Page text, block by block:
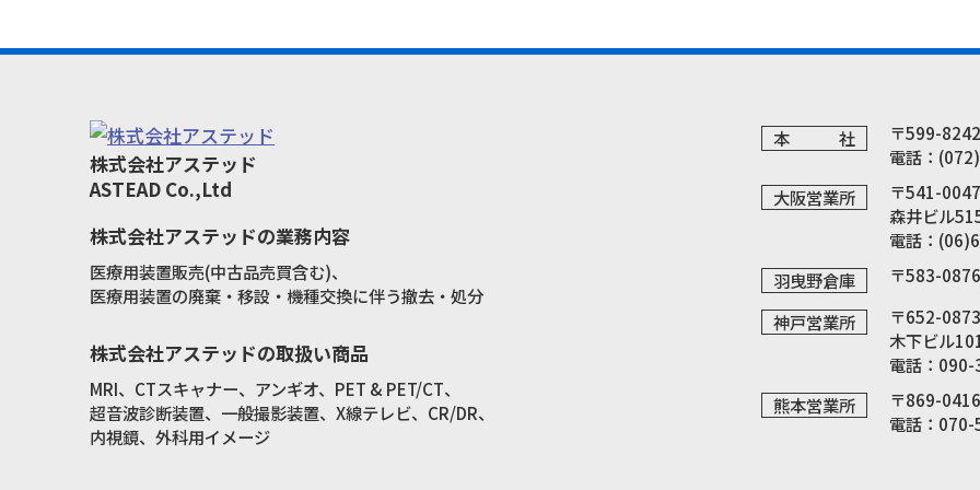
株式会社アステッド
ASTEAD Co.,Ltd
株式会社アステッドの業務内容
医療用装置販売(中古品売買含む)、
医療用装置の廃棄・移設・機種交換に伴う撤去・処分
株式会社アステッドの取扱い商品
MRI、CTスキャナー、アンギオ、PET & PET/CT、
超音波診断装置、一般撮影装置、X線テレビ、CR/DR、
内視鏡、外科用イメージ
本 社
〒599-
電話：
大阪営業所
〒541-
森井ビル
電話：
羽曳野倉庫
〒583-
神戸営業所
〒652-
木下ビル
電話：
熊本営業所
〒869-
電話：